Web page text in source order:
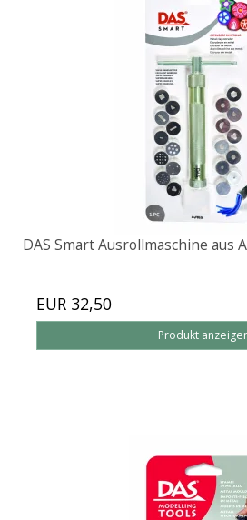
DAS Smart Ausrollmaschine aus
EUR 32,50
Produkt